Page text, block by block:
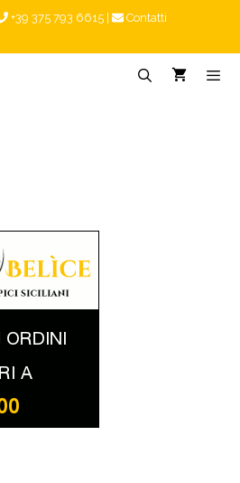
+39 375 793 6615 Contatti